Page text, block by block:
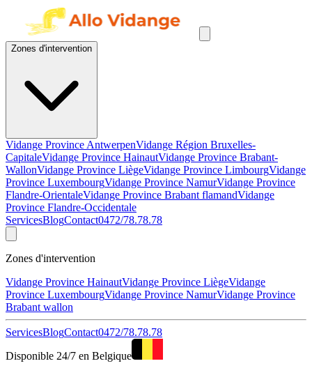
Zones d'intervention
Vidange Province AntwerpenVidange Région Bruxelles-
CapitaleVidange Province HainautVidange Province Brabant-
WallonVidange Province LiègeVidange Province LimbourgVidange
Province LuxembourgVidange Province NamurVidange Province
Flandre-OrientaleVidange Province Brabant flamandVidange
Province Flandre-Occidentale
ServicesBlogContact0472/78.78.78
Zones d'intervention
Vidange Province HainautVidange Province LiègeVidange
Province LuxembourgVidange Province NamurVidange Province
Brabant wallon
ServicesBlogContact0472/78.78.78
Disponible 24/7 en Belgique